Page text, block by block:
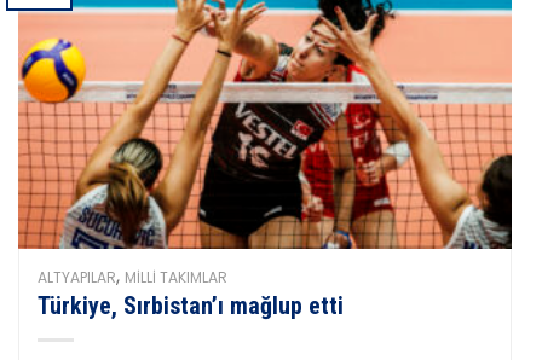
ALTYAPILAR, MILLI TAKIMLAR
Türkiye, Sırbistan’ı mağlup etti